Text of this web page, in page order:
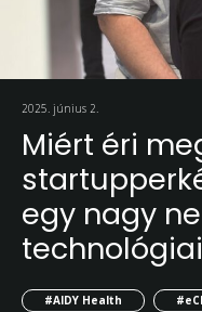
2025. június 2.
Miért éri
egy nagy
#AIDY Health